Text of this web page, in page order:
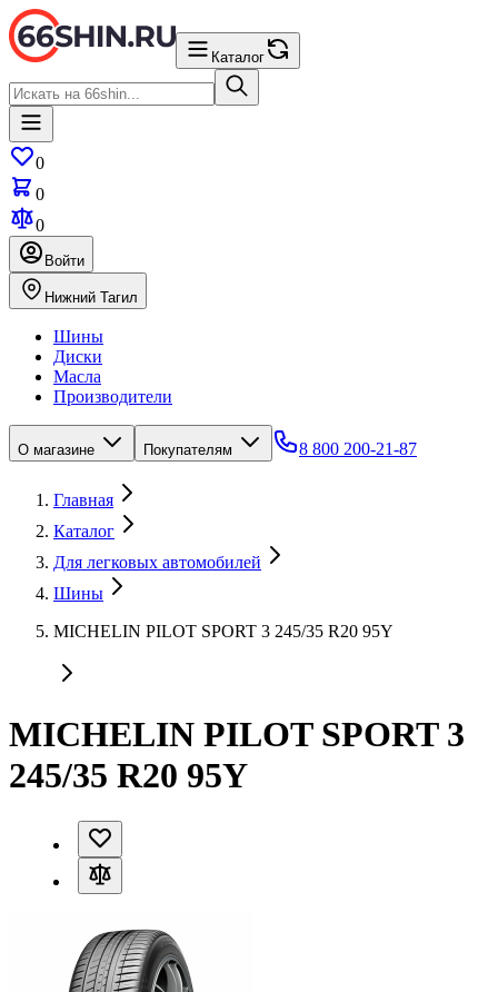
Каталог
0
0
0
Войти
Нижний Тагил
Шины
Диски
Масла
Производители
О магазине Покупателям 8 800 200-21-87
Главная
Каталог
Для легковых автомобилей
Шины
MICHELIN PILOT SPORT 3 245/35 R20 95Y
MICHELIN PILOT SPORT 3
245/35 R20 95Y